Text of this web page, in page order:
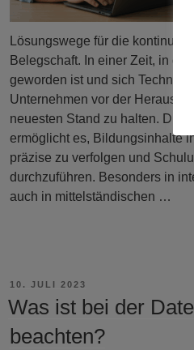
Lösungswege für die
Belegschaft. In einer Zeit, in
geworden ist und sich
Unternehmen vor der
neuesten Stand zu halten. Die
ermöglicht es, Bildungsinhalte
präzise zu verfolgen und
durchzuführen. Besonders in
auch in mittelständischen …
VERÖFFENTLICHT
10. JULI 2023
Was ist bei der
beachten?